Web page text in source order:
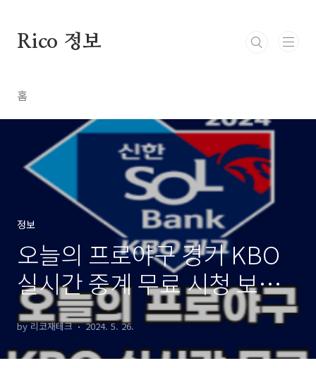
Rico 정보
홈
정보
오늘의 프로야구 경기 KBO
실시간 중계 무료 시청 보는
방법 모바일 버전
by 리코재테크 2024. 5. 26.